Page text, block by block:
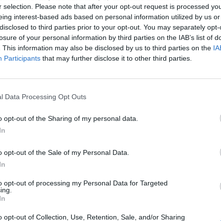
selection. Please note that after your opt-out request is processed
interest-based ads based on personal information utilized by us
to third parties prior to your opt-out. You may separately
of your personal information by third parties on the IAB’s list of
This information may also be disclosed by us to third parties on the
Participants that may further disclose it to other third parties.
Data Processing Opt Outs
opt-out of the Sharing of my personal data.
opt-out of the Sale of my Personal Data.
opt-out of processing my Personal Data for Targeted
opt-out of Collection, Use, Retention, Sale, and/or Sharing
jelentős részén már túl vagyunk, ma tartogathat
délelőtti Euró Zóna inflációs mutatói, illetve a
Délután az amerikai folyó fizetési mérleg harmadik
a piacot, illetve könnyen lehetséges, hogy addig az
Minden alkalommal, amikor az amerikai strukturális
adatok tegnap rég nem látott, $106 milliárdos külföldi tőke
bőségesen fedezve a hiányokat októberben. Hiába várható...
portfolio.hu hírarchívumához tartozik, melynek olvasása